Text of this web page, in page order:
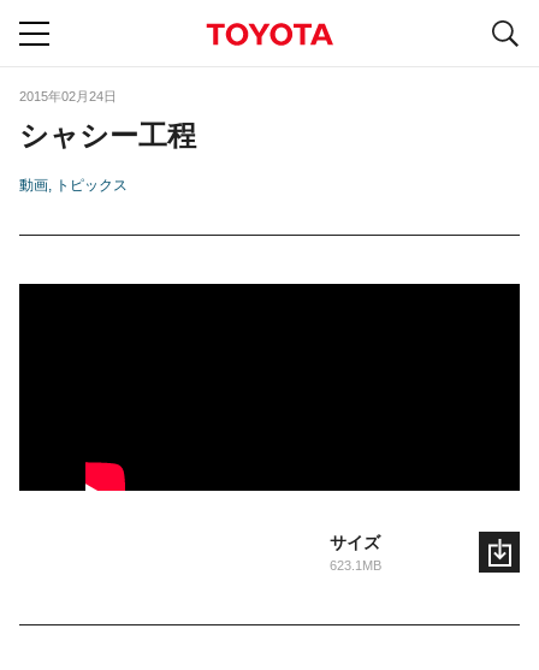
2015年02月24日
シャシー工程
動画 トピックス
サイズ
623.1MB